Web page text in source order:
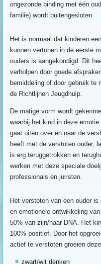
ongezonde binding met één
familie) wordt buitengesloten.
Het is normaal dat kinderen
kunnen vertonen in de eerste
ouders is aangekondigd. Dit
verholpen door goede
bemiddeling of door gebruik te
de Richtlijnen Jeugdhulp.
De matige vorm wordt
waarbij het kind in deze
gaat uiten over en naar de
heeft met de verstoten ouder,
is erg teruggetrokken en
werken met deze speciale
professionals en juristen.
Het verstoten van een ouder
en emotionele ontwikkeling
50% van zijn/haar DNA. Het
100% positief. Door het
actief te verstoten groeien
zwart/wit denken